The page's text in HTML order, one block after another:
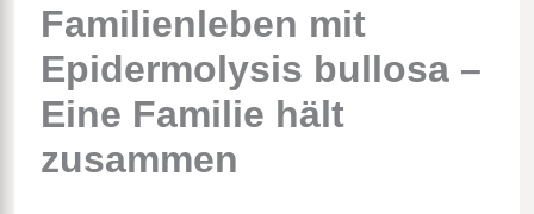
Familienleben mit
Epidermolysis bullosa –
Eine Familie hält
zusammen